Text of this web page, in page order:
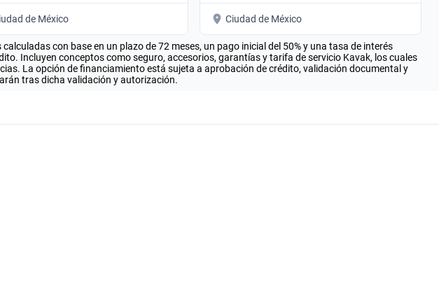
de México Ciudad de México
con base en un plazo de 72 meses, un pago inicial del 50% y una tasa de interés
Incluyen conceptos como seguro, accesorios, garantías y tarifa de servicio Kavak, los cuales
La opción de financiamiento está sujeta a aprobación de crédito, validación documental y
tras dicha validación y autorización.